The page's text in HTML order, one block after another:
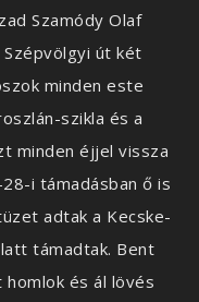
Szamódy Olaf
út két
minden este
szikla és a
minden éjjel vissza
i támadásban ő is
adtak a Kecske-
támadtak. Bent
és ál lövés